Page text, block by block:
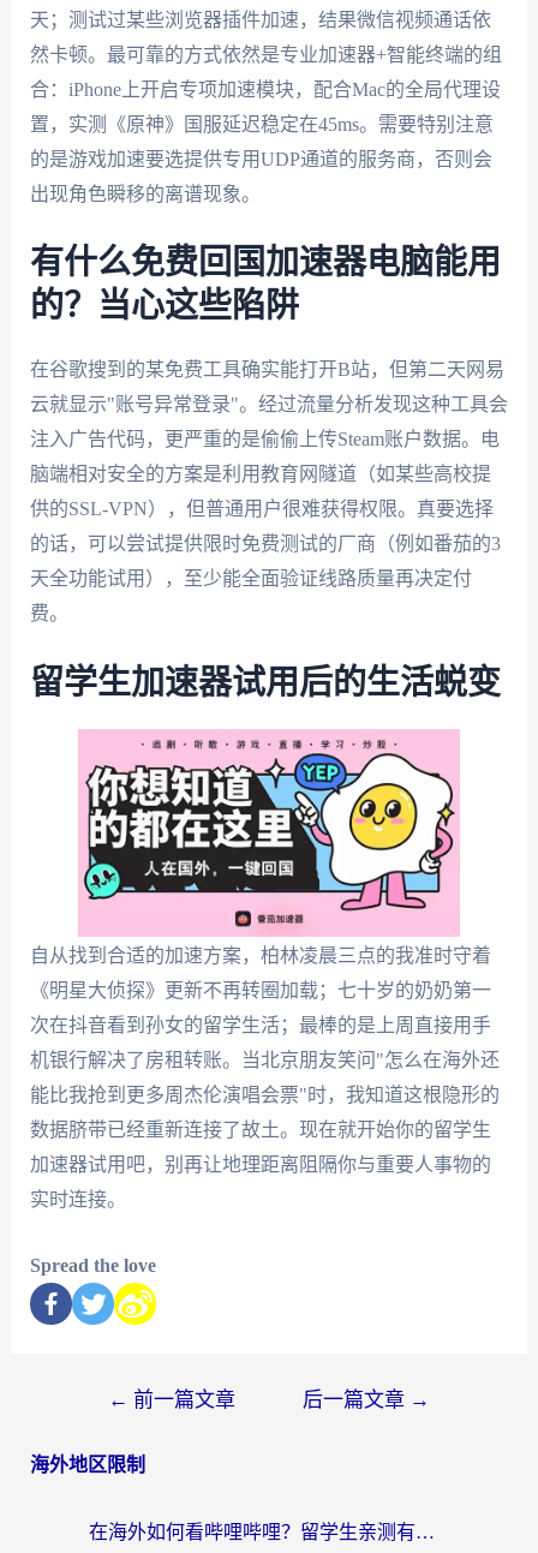
天；测试过某些浏览器插件加速，结果微信视频通话依
然卡顿。最可靠的方式依然是专业加速器+智能终端的组
合：iPhone上开启专项加速模块，配合Mac的全局代理设
置，实测《原神》国服延迟稳定在45ms。需要特别注意
的是游戏加速要选提供专用UDP通道的服务商，否则会
出现角色瞬移的离谱现象。
有什么免费回国加速器电脑能用
的？当心这些陷阱
在谷歌搜到的某免费工具确实能打开B站，但第二天网易
云就显示"账号异常登录"。经过流量分析发现这种工具会
注入广告代码，更严重的是偷偷上传Steam账户数据。电
脑端相对安全的方案是利用教育网隧道（如某些高校提
供的SSL-VPN），但普通用户很难获得权限。真要选择
的话，可以尝试提供限时免费测试的厂商（例如番茄的3
天全功能试用），至少能全面验证线路质量再决定付
费。
留学生加速器试用后的生活蜕变
自从找到合适的加速方案，柏林凌晨三点的我准时守着
《明星大侦探》更新不再转圈加载；七十岁的奶奶第一
次在抖音看到孙女的留学生活；最棒的是上周直接用手
机银行解决了房租转账。当北京朋友笑问"怎么在海外还
能比我抢到更多周杰伦演唱会票"时，我知道这根隐形的
数据脐带已经重新连接了故土。现在就开始你的留学生
加速器试用吧，别再让地理距离阻隔你与重要人事物的
实时连接。
Spread the love
← 前一篇文章 后一篇文章 →
海外地区限制
在海外如何看哔哩哔哩？留学生亲测有效的回国加速指南